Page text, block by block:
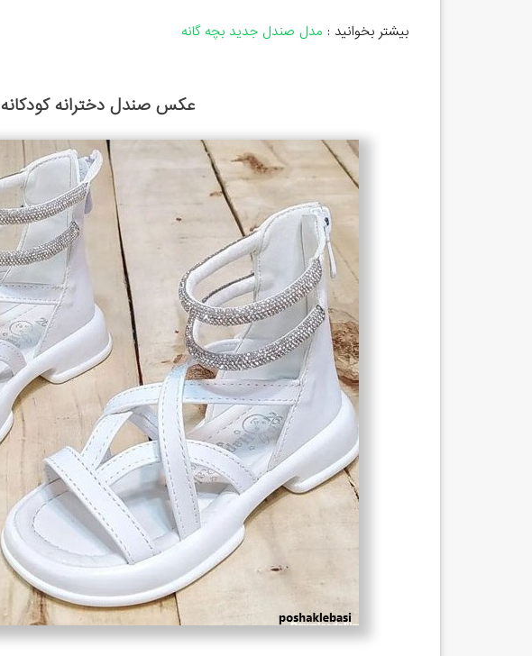
بیشتر بخوانید : مدل صندل جدید بچه گانه
عکس صندل دخترانه کودکانه